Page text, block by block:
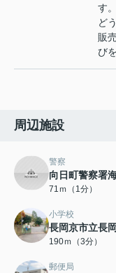
す
ど
販
び
周辺施設
警察
向日町警察署
71ｍ（1分）
小学校
長岡京市立長
190ｍ（3分）
郵便局